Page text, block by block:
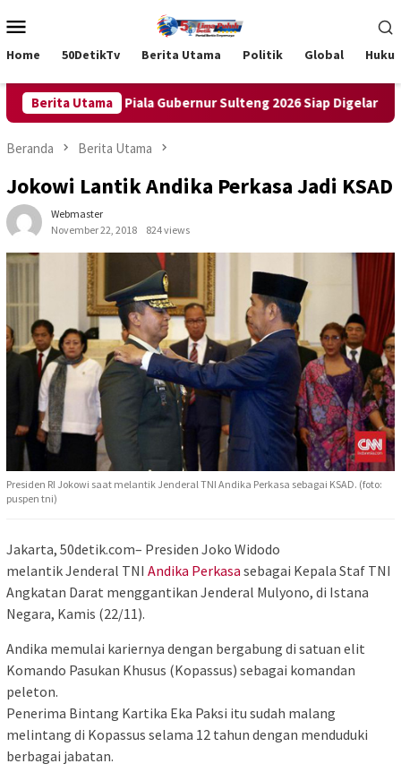
ke
Mobile
Home 50DetikTv Berita Utama Politik Global
Berita Utama
Pastikan Piala Gubernur Sulteng 2026 Siap Digelar
Beranda Berita Utama
Jokowi Lantik Andika Perkasa Jadi KSAD
Webmaster
November 22, 2018
824 views
Presiden RI Jokowi saat melantik Jenderal TNI Andika Perkasa sebagai KSAD. (foto:
puspen tni)
Jakarta, 50detik.com– Presiden Joko Widodo
melantik Jenderal TNI Andika Perkasa sebagai Kepala Staf TNI
Angkatan Darat menggantikan Jenderal Mulyono, di Istana
Negara, Kamis (22/11).
Andika memulai kariernya dengan bergabung di satuan elit
Komando Pasukan Khusus (Kopassus) sebagai komandan
peleton.
Penerima Bintang Kartika Eka Paksi itu sudah malang
melintang di Kopassus selama 12 tahun dengan menduduki
berbagai jabatan.